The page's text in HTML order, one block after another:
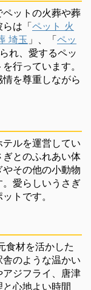
ットの火葬や葬
は「ペット 火
埼玉 」、「ペッ
れ、愛するペッ
行っています。
を尊重しながら
ルを運営してい
とのふれあい体
その他の小動物
愛らしいうさぎ
トです。
食材を活かした
のような温かい
ジフライ、唐津
心地よい時間